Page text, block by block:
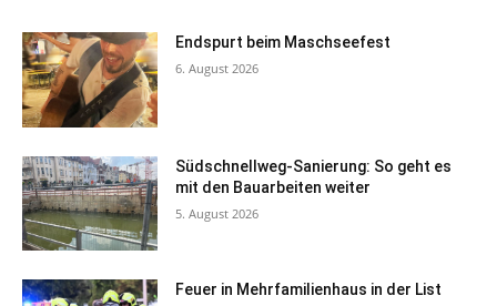
Endspurt beim Maschseefest
6. August 2026
Südschnellweg-Sanierung: So geht es
mit den Bauarbeiten weiter
5. August 2026
Feuer in Mehrfamilienhaus in der List